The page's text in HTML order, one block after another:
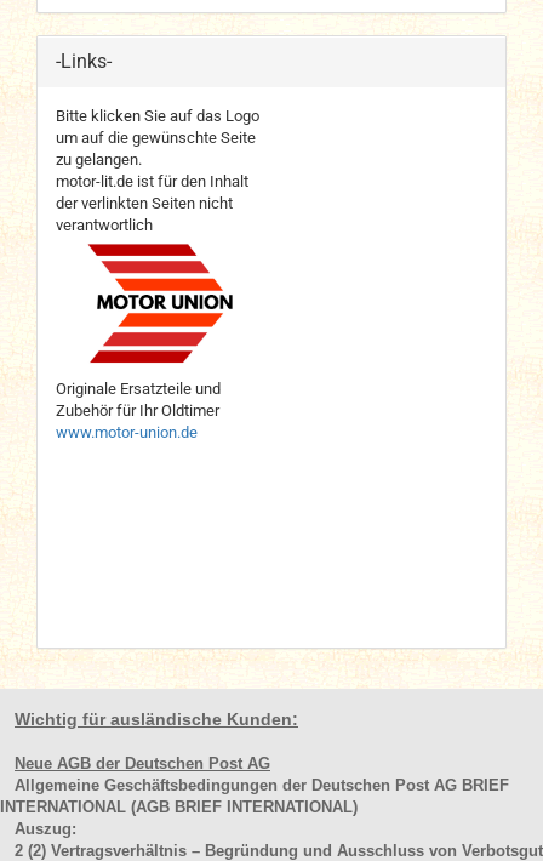
-Links-
Bitte klicken Sie auf das Logo
um auf die gewünschte Seite
zu gelangen.
motor-lit.de ist für den Inhalt
der verlinkten Seiten nicht
verantwortlich
Originale Ersatzteile und
Zubehör für Ihr Oldtimer
www.motor-union.de
Wichtig für ausländische Kunden:
Neue AGB der Deutschen Post AG
Allgemeine Geschäftsbedingungen der Deutschen Post AG BRIEF
INTERNATIONAL (AGB BRIEF INTERNATIONAL)
Auszug:
2 (2) Vertragsverhältnis – Begründung und Ausschluss von Verbotsgut